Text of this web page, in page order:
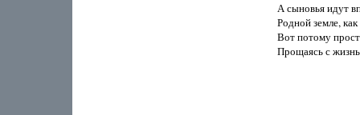
А сыновья идут
Родной земле,
Вот потому
Прощаясь с